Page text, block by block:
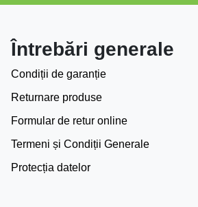
Întrebări generale
Condiții de garanție
Returnare produse
Formular de retur online
Termeni și Condiții Generale
Protecția datelor